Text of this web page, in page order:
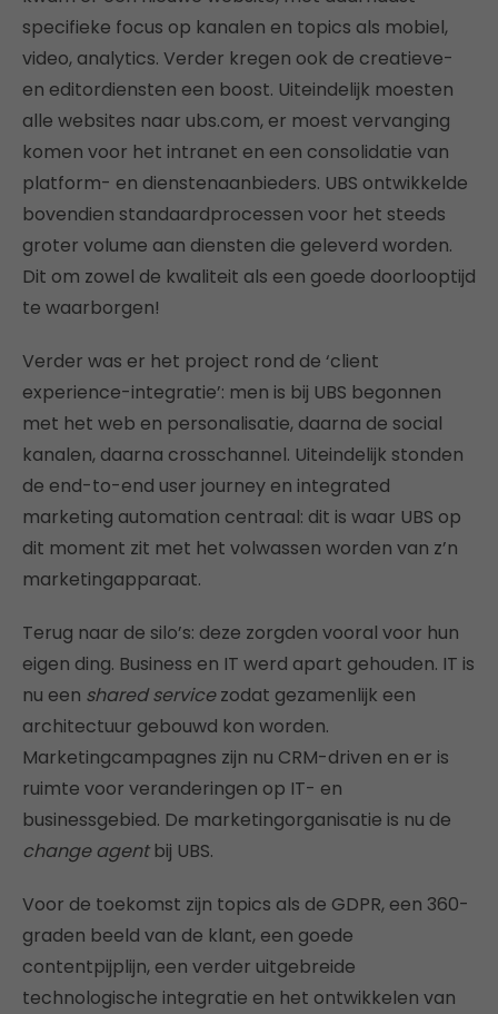
specifieke focus op kanalen en topics als mobiel,
video, analytics. Verder kregen ook de creatieve-
en editordiensten een boost. Uiteindelijk moesten
alle websites naar ubs.com, er moest vervanging
komen voor het intranet en een consolidatie van
platform- en dienstenaanbieders. UBS ontwikkelde
bovendien standaardprocessen voor het steeds
groter volume aan diensten die geleverd worden.
Dit om zowel de kwaliteit als een goede doorlooptijd
te waarborgen!
Verder was er het project rond de ‘client
experience-integratie’: men is bij UBS begonnen
met het web en personalisatie, daarna de social
kanalen, daarna crosschannel. Uiteindelijk stonden
de end-to-end user journey en integrated
marketing automation centraal: dit is waar UBS op
dit moment zit met het volwassen worden van z’n
marketingapparaat.
Terug naar de silo’s: deze zorgden vooral voor hun
eigen ding. Business en IT werd apart gehouden. IT is
nu een shared servicezodat gezamenlijk een
architectuur gebouwd kon worden.
Marketingcampagnes zijn nu CRM-driven en er is
ruimte voor veranderingen op IT- en
businessgebied. De marketingorganisatie is nu de
change agentbij UBS.
Voor de toekomst zijn topics als de GDPR, een 360-
graden beeld van de klant, een goede
contentpijplijn, een verder uitgebreide
technologische integratie en het ontwikkelen van